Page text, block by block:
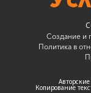
Создание и
Политика в
Копирование